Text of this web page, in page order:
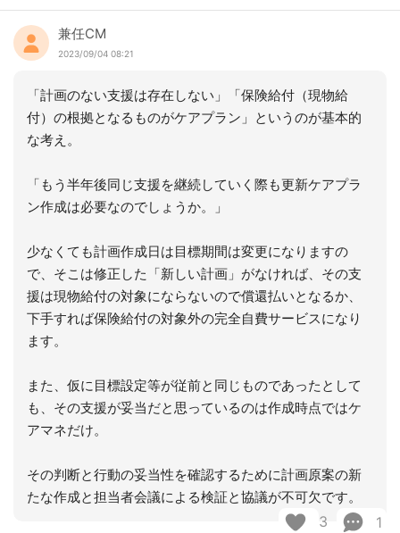
兼任CM
2023/09/04 08:21
「計画のない支援は存在しない」「保険給付（現物給
付）の根拠となるものがケアプラン」というのが基本的
な考え。
「もう半年後同じ支援を継続していく際も更新ケアプラ
ン作成は必要なのでしょうか。」
少なくても計画作成日は目標期間は変更になりますの
で、そこは修正した「新しい計画」がなければ、その支
援は現物給付の対象にならないので償還払いとなるか、
下手すれば保険給付の対象外の完全自費サービスになり
ます。
また、仮に目標設定等が従前と同じものであったとして
も、その支援が妥当だと思っているのは作成時点ではケ
アマネだけ。
その判断と行動の妥当性を確認するために計画原案の新
たな作成と担当者会議による検証と協議が不可欠です。
3 1